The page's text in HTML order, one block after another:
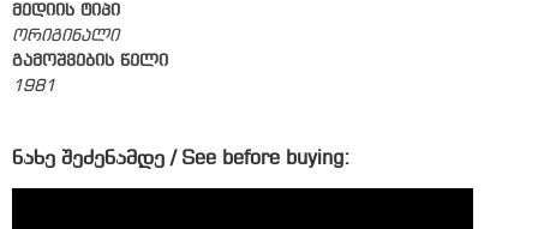
მედიის ტიპი
ორიგინალი
გამოშვების წელი
1981
ნახე შეძენამდე / See before buying: